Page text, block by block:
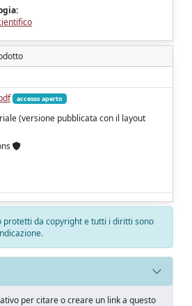
accesso aperto
(versione pubblicata con il layout
protetti da copyright e tutti i diritti sono
per citare o creare un link a questo